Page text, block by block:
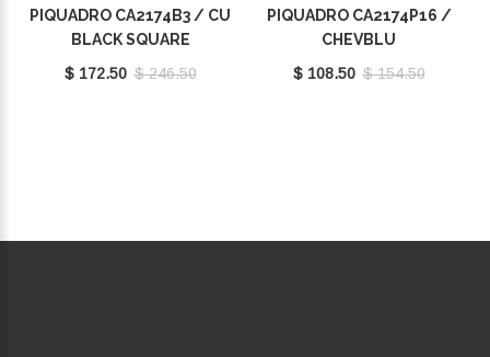
PIQUADRO CA2174B3 / CU
BLACK SQUARE
$ 172.50 $ 246.50
PIQUADRO CA2174P16 /
CHEVBLU
$ 108.50 $ 154.50